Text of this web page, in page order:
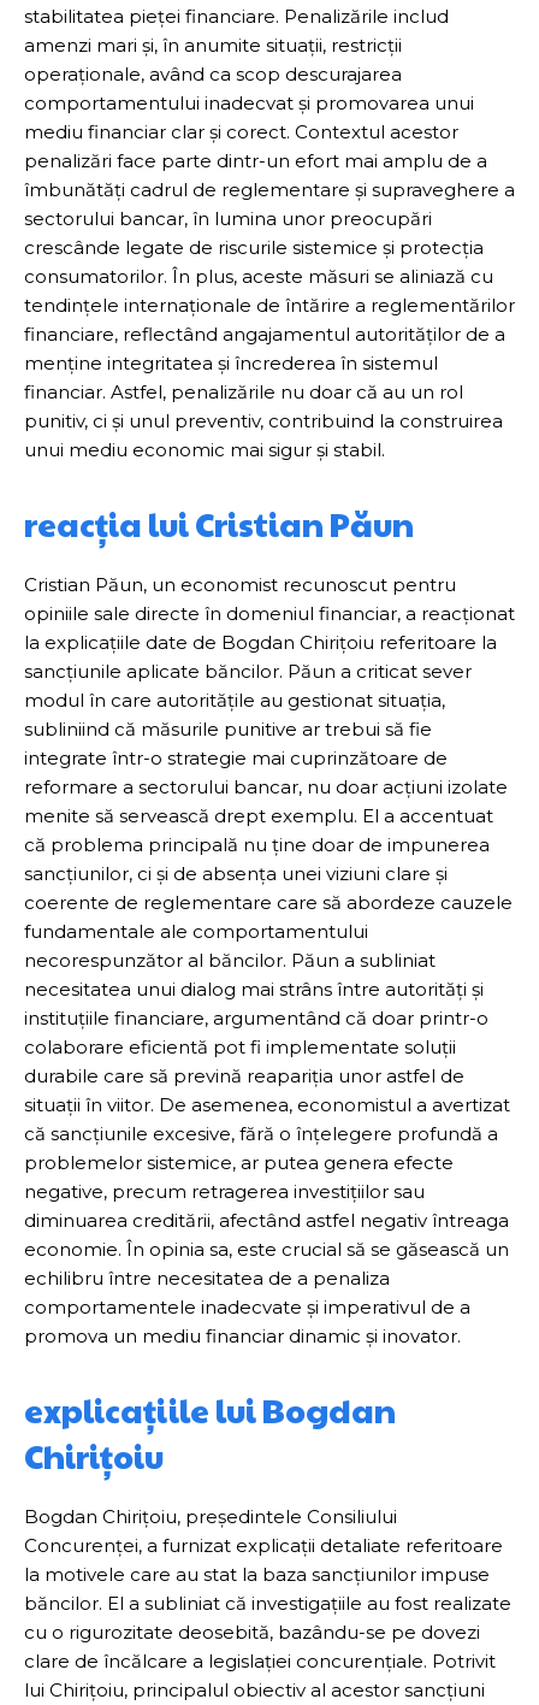
stabilitatea pieței financiare. Penalizările includ
amenzi mari și, în anumite situații, restricții
operaționale, având ca scop descurajarea
comportamentului inadecvat și promovarea unui
mediu financiar clar și corect. Contextul acestor
penalizări face parte dintr-un efort mai amplu de a
îmbunătăți cadrul de reglementare și supraveghere a
sectorului bancar, în lumina unor preocupări
crescânde legate de riscurile sistemice și protecția
consumatorilor. În plus, aceste măsuri se aliniază cu
tendințele internaționale de întărire a reglementărilor
financiare, reflectând angajamentul autorităților de a
menține integritatea și încrederea în sistemul
financiar. Astfel, penalizările nu doar că au un rol
punitiv, ci și unul preventiv, contribuind la construirea
unui mediu economic mai sigur și stabil.
reacția lui Cristian Păun
Cristian Păun, un economist recunoscut pentru
opiniile sale directe în domeniul financiar, a reacționat
la explicațiile date de Bogdan Chirițoiu referitoare la
sancțiunile aplicate băncilor. Păun a criticat sever
modul în care autoritățile au gestionat situația,
subliniind că măsurile punitive ar trebui să fie
integrate într-o strategie mai cuprinzătoare de
reformare a sectorului bancar, nu doar acțiuni izolate
menite să servească drept exemplu. El a accentuat
că problema principală nu ține doar de impunerea
sancțiunilor, ci și de absența unei viziuni clare și
coerente de reglementare care să abordeze cauzele
fundamentale ale comportamentului
necorespunzător al băncilor. Păun a subliniat
necesitatea unui dialog mai strâns între autorități și
instituțiile financiare, argumentând că doar printr-o
colaborare eficientă pot fi implementate soluții
durabile care să prevină reapariția unor astfel de
situații în viitor. De asemenea, economistul a avertizat
că sancțiunile excesive, fără o înțelegere profundă a
problemelor sistemice, ar putea genera efecte
negative, precum retragerea investițiilor sau
diminuarea creditării, afectând astfel negativ întreaga
economie. În opinia sa, este crucial să se găsească un
echilibru între necesitatea de a penaliza
comportamentele inadecvate și imperativul de a
promova un mediu financiar dinamic și inovator.
explicațiile lui Bogdan
Chirițoiu
Bogdan Chirițoiu, președintele Consiliului
Concurenței, a furnizat explicații detaliate referitoare
la motivele care au stat la baza sancțiunilor impuse
băncilor. El a subliniat că investigațiile au fost realizate
cu o rigurozitate deosebită, bazându-se pe dovezi
clare de încălcare a legislației concurențiale. Potrivit
lui Chirițoiu, principalul obiectiv al acestor sancțiuni